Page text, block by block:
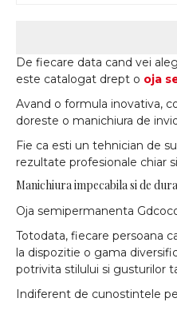
De fiecare data cand vei
este catalogat drept o oja
Avand o formula inovativa,
doreste o manichiura de
Fie ca esti un tehnician de
rezultate profesionale chiar
Manichiura impecabila si de
Oja semipermanenta
Totodata, fiecare persoana
la dispozitie o gama
potrivita stilului si gusturilor
Indiferent de cunostintele